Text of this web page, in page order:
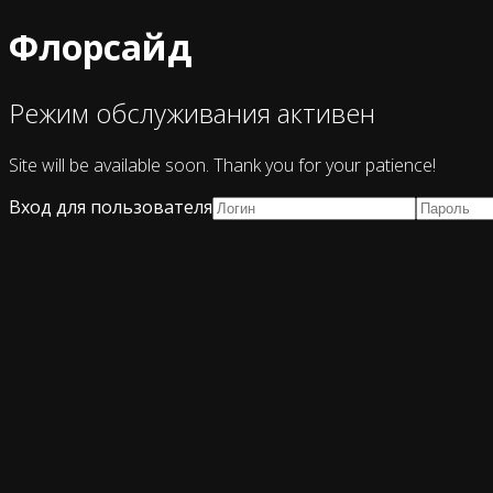
Флорсайд
Режим обслуживания активен
Site will be available soon. Thank you for your patience!
Вход для пользователя